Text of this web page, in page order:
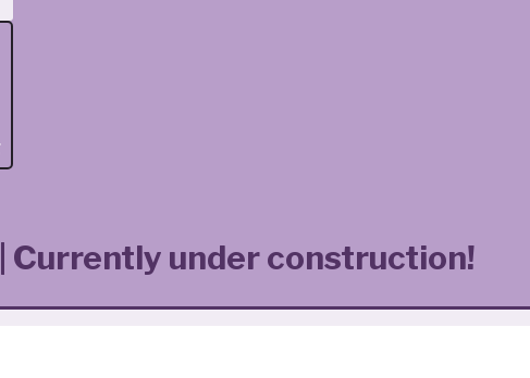
Currently under construction!